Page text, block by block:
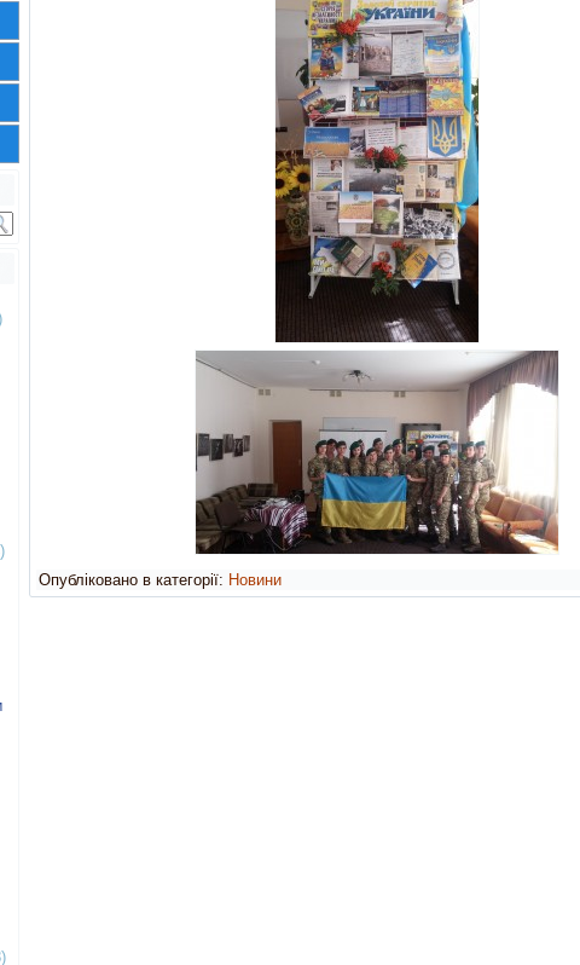
Опубліковано в категорії: Новини